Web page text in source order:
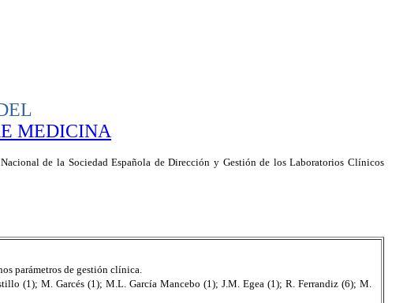
MEDICINA
de la Sociedad Española de Dirección y Gestión de los Laboratorios Clínicos
parámetros de gestión clínica.
(1); M. Garcés (1); M.L. García Mancebo (1); J.M. Egea (1); R. Ferrandiz (6); M.